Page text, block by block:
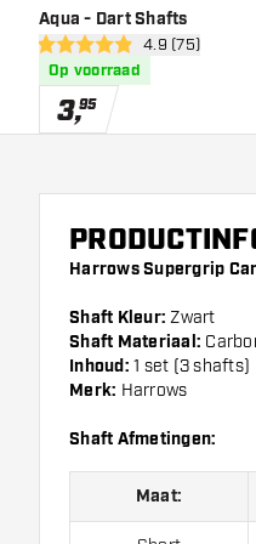
Aqua - Dart Shafts
open reviews
4.9 score sterren4.9 (75)
Op voorraad
3,95
Harrows Supergrip
Shaft Kleur: Zwart
Shaft Materiaal:
Inhoud: 1 set (3 shafts)
Merk: Harrows
Shaft Afmetingen:
Maat: